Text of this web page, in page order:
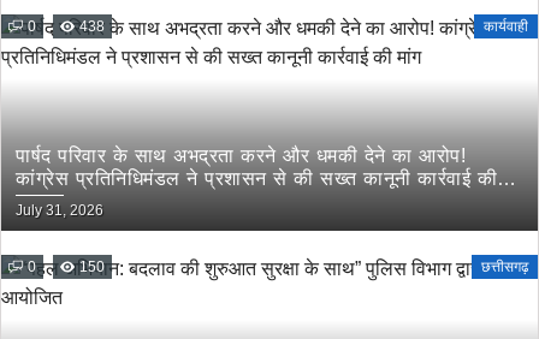
0 438 कार्यवाही
पार्षद परिवार के साथ अभद्रता करने और धमकी देने का आरोप!
कांग्रेस प्रतिनिधिमंडल ने प्रशासन से की सख्त कानूनी कार्रवाई की
मांग
July 31, 2026
0 150 छत्तीसगढ़